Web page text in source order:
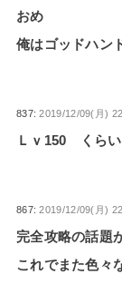
おめ
俺はゴッドハン
837:2019/12/09(月)
Ｌｖ150 くらい
867:2019/12/09(月)
完全攻略の話題
これでまた色々